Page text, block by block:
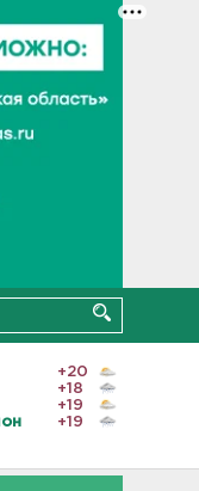
+20
+18
+19
+19